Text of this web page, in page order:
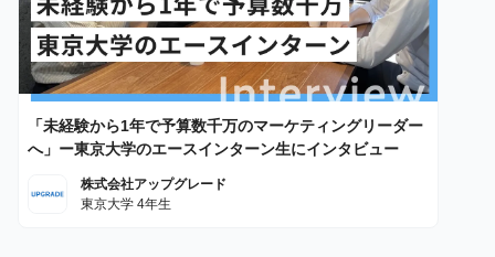
「未経験から1年で予算数千万のマーケティングリーダー
へ」ー東京大学のエースインターン生にインタビュー
株式会社アップグレード
東京大学 4年生